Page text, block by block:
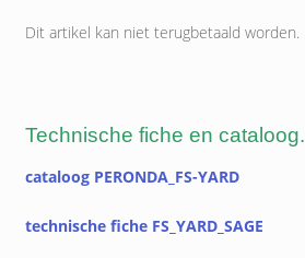
Dit artikel kan niet terugbetaald worden.
Technische fiche en cataloog.
cataloog PERONDA_FS-YARD
technische fiche FS_YARD_SAGE